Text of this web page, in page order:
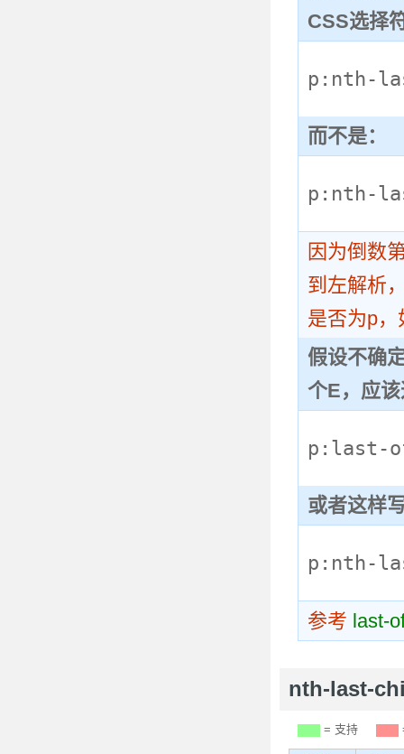
CSS选择
p:nth-
而不是：
p:nth-
因为倒数
到左解析
是否为p
假设不确
个E，应
p:last-
或者这样
p:nth-
参考 last-
nth-last-
= 支持